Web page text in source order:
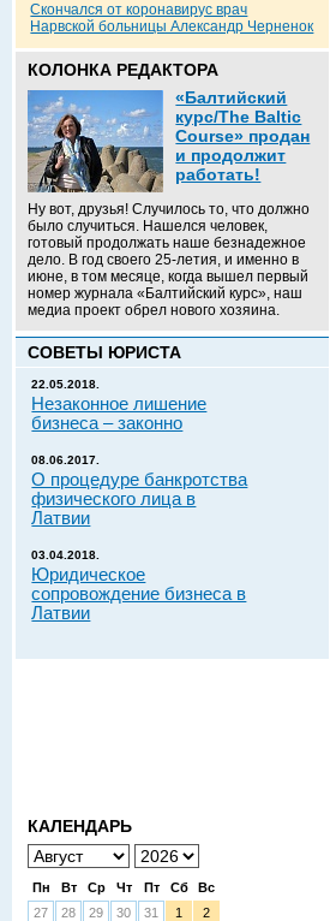
Скончался от коронавирус врач
Нарвской больницы Александр Черненок
КОЛОНКА РЕДАКТОРА
«Балтийский
курс/The Baltic
Course» продан
и продолжит
работать!
Ну вот, друзья! Случилось то, что должно
было случиться. Нашелся человек,
готовый продолжать наше безнадежное
дело. В год своего 25-летия, и именно в
июне, в том месяце, когда вышел первый
номер журнала «Балтийский курс», наш
медиа проект обрел нового хозяина.
СОВЕТЫ ЮРИСТА
22.05.2018.
Незаконное лишение
бизнеса – законно
08.06.2017.
О процедуре банкротства
физического лица в
Латвии
03.04.2018.
Юридическое
сопровождение бизнеса в
Латвии
КАЛЕНДАРЬ
Пн Вт Ср Чт Пт Сб
Вс
27
28 29 30 31 1
2